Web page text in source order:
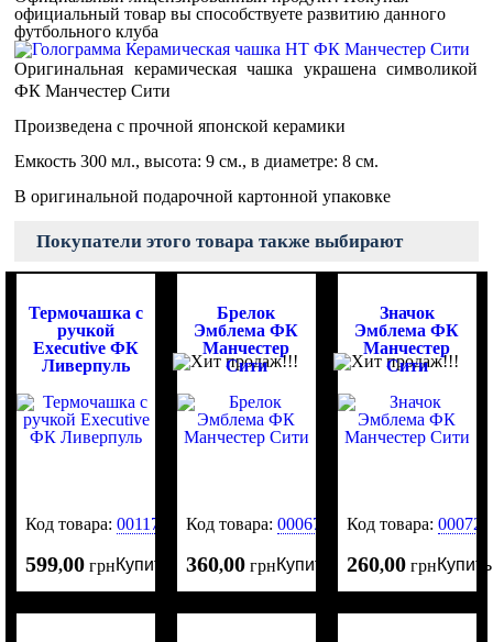
официальный товар вы способствуете развитию данного
футбольного клуба
Оригинальная керамическая чашка украшена символикой
ФК Манчестер Сити
Произведена с прочной японской керамики
Емкость 300 мл., высота: 9 см., в диаметре: 8 см.
В оригинальной подарочной картонной упаковке
Покупатели этого товара также выбирают
Термочашка с
ручкой
Executive ФК
Ливерпуль
Код товара:0011757
599,00 грнКупить
Брелок
Эмблема ФК
Манчестер
Сити
Код товара:0006784
360,00 грнКупить
Значок
Эмблема ФК
Манчестер
Сити
Код товара:
260,00 грнКупить